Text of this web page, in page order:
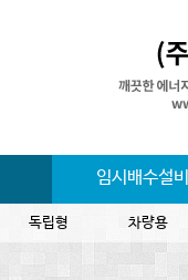
임시배수설
독립형 차량용